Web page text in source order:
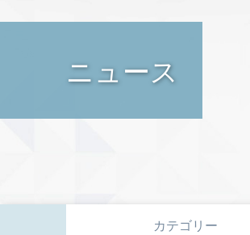
ニュース
カテゴリー